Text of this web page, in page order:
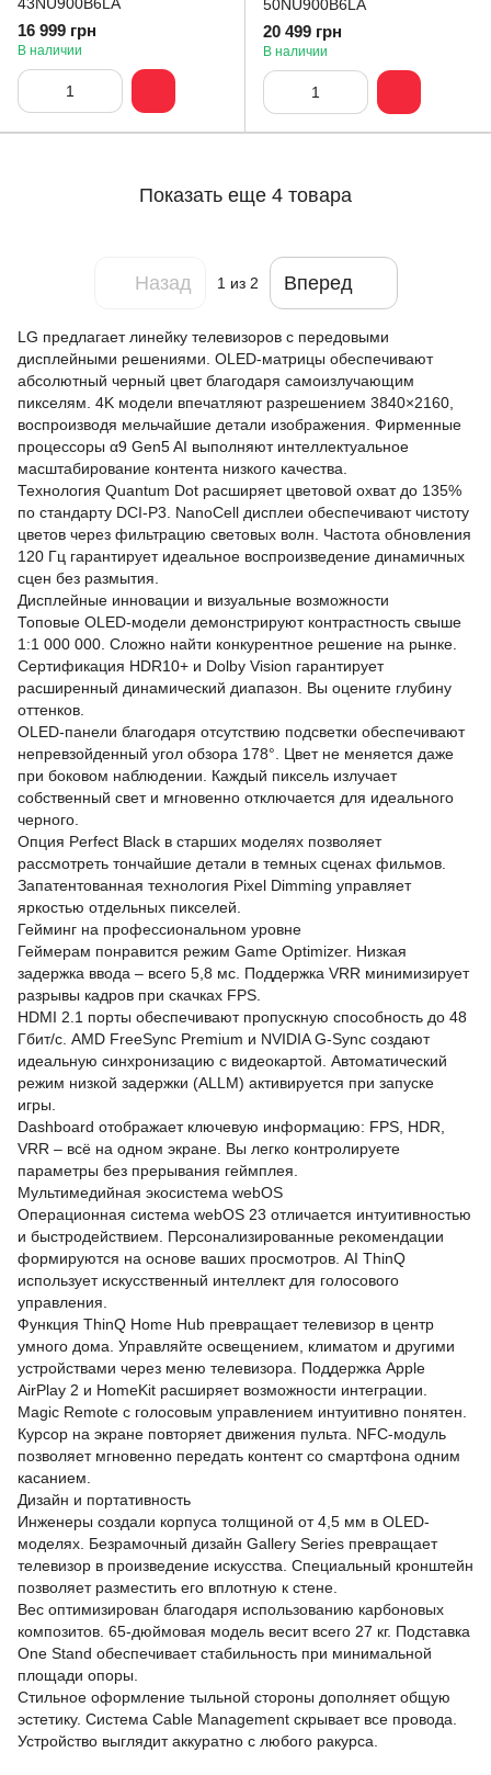
16 999 грн
В наличии
50NU900B6LA
20 499 грн
В наличии
Показать еще 4 товара
Назад 1 из 2 Вперед
LG предлагает линейку телевизоров с передовыми
дисплейными решениями. OLED-матрицы обеспечивают
абсолютный черный цвет благодаря самоизлучающим
пикселям. 4K модели впечатляют разрешением 3840×2160,
воспроизводя мельчайшие детали изображения. Фирменные
процессоры α9 Gen5 AI выполняют интеллектуальное
масштабирование контента низкого качества.
Технология Quantum Dot расширяет цветовой охват до 135%
по стандарту DCI-P3. NanoCell дисплеи обеспечивают чистоту
цветов через фильтрацию световых волн. Частота обновления
120 Гц гарантирует идеальное воспроизведение динамичных
сцен без размытия.
Дисплейные инновации и визуальные возможности
Топовые OLED-модели демонстрируют контрастность свыше
1:1 000 000. Сложно найти конкурентное решение на рынке.
Сертификация HDR10+ и Dolby Vision гарантирует
расширенный динамический диапазон. Вы оцените глубину
оттенков.
OLED-панели благодаря отсутствию подсветки обеспечивают
непревзойденный угол обзора 178°. Цвет не меняется даже
при боковом наблюдении. Каждый пиксель излучает
собственный свет и мгновенно отключается для идеального
черного.
Опция Perfect Black в старших моделях позволяет
рассмотреть тончайшие детали в темных сценах фильмов.
Запатентованная технология Pixel Dimming управляет
яркостью отдельных пикселей.
Гейминг на профессиональном уровне
Геймерам понравится режим Game Optimizer. Низкая
задержка ввода – всего 5,8 мс. Поддержка VRR минимизирует
разрывы кадров при скачках FPS.
HDMI 2.1 порты обеспечивают пропускную способность до 48
Гбит/с. AMD FreeSync Premium и NVIDIA G-Sync создают
идеальную синхронизацию с видеокартой. Автоматический
режим низкой задержки (ALLM) активируется при запуске
игры.
Dashboard отображает ключевую информацию: FPS, HDR,
VRR – всё на одном экране. Вы легко контролируете
параметры без прерывания геймплея.
Мультимедийная экосистема webOS
Операционная система webOS 23 отличается интуитивностью
и быстродействием. Персонализированные рекомендации
формируются на основе ваших просмотров. AI ThinQ
использует искусственный интеллект для голосового
управления.
Функция ThinQ Home Hub превращает телевизор в центр
умного дома. Управляйте освещением, климатом и другими
устройствами через меню телевизора. Поддержка Apple
AirPlay 2 и HomeKit расширяет возможности интеграции.
Magic Remote с голосовым управлением интуитивно понятен.
Курсор на экране повторяет движения пульта. NFC-модуль
позволяет мгновенно передать контент со смартфона одним
касанием.
Дизайн и портативность
Инженеры создали корпуса толщиной от 4,5 мм в OLED-
моделях. Безрамочный дизайн Gallery Series превращает
телевизор в произведение искусства. Специальный кронштейн
позволяет разместить его вплотную к стене.
Вес оптимизирован благодаря использованию карбоновых
композитов. 65-дюймовая модель весит всего 27 кг. Подставка
One Stand обеспечивает стабильность при минимальной
площади опоры.
Стильное оформление тыльной стороны дополняет общую
эстетику. Система Cable Management скрывает все провода.
Устройство выглядит аккуратно с любого ракурса.